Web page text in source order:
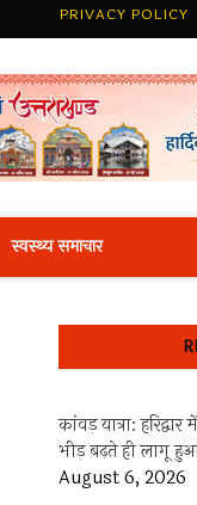
PRIVACY POLICY
स्वस्थ्य समाचार
कांवड़ यात्रा:
भीड़ बढ़ते ही लागू
August 6, 2026